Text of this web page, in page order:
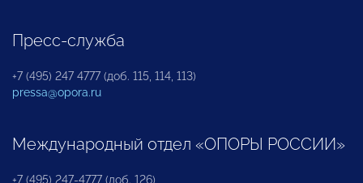
Пресс-служба
+7 (495) 247 4777 (доб. 115, 114, 113)
pressa@opora.ru
Международный отдел «ОПОРЫ РОССИИ»
+7 (495) 247-4777 (доб. 126)